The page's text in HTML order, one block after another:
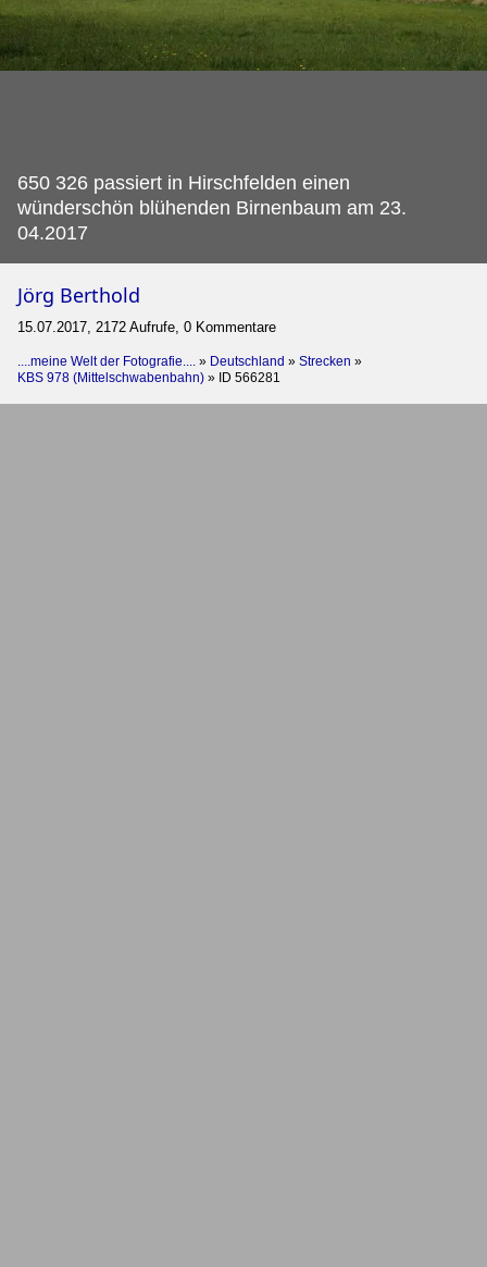
650 326 passiert in Hirschfelden einen
wünderschön blühenden Birnenbaum am 23.
04.2017
Jörg Berthold
15.07.2017, 2172 Aufrufe, 0 Kommentare
....meine Welt der Fotografie.... » Deutschland » Strecken »
KBS 978 (Mittelschwabenbahn) » ID 566281